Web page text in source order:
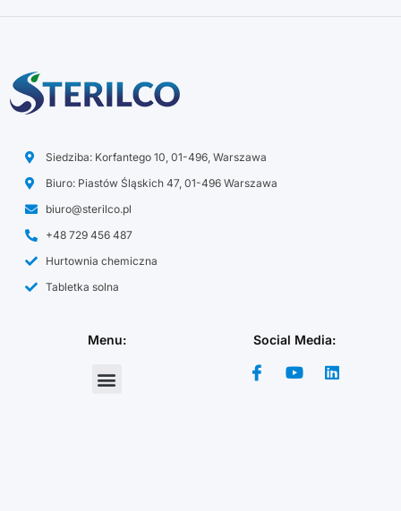
Siedziba: Korfantego 10, 01-496, Warszawa
Biuro: Piastów Śląskich 47, 01-496 Warszawa
biuro@sterilco.pl
+48 729 456 487
Hurtownia chemiczna
Tabletka solna
Menu: Social Media: